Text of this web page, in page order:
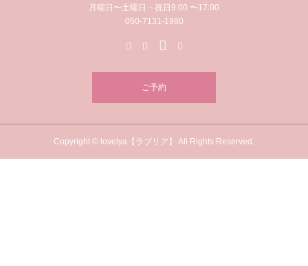
月曜日〜土曜日・祝日9:00 〜17:00
050-7131-1980
ご予約
Copyright © lovelya【ラブリア】 All Rights Reserved.